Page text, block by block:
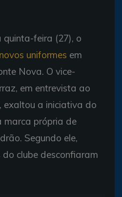
quinta-feira (27), o
uniformes em
Nova. O vice-
em entrevista ao
exaltou a iniciativa do
marca própria de
Segundo ele,
do clube desconfiaram